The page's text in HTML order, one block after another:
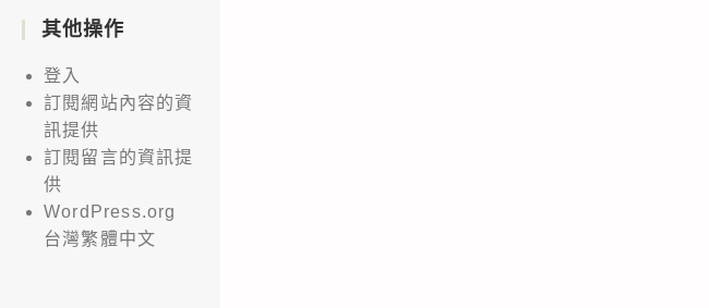
其他操作
登入
訂閱網站內容的資
訊提供
訂閱留言的資訊提
供
WordPress.org
台灣繁體中文